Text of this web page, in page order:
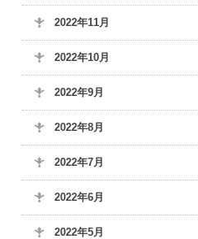
2022年11月
2022年10月
2022年9月
2022年8月
2022年7月
2022年6月
2022年5月